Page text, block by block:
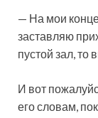
— На мои
заставляю
пустой зал, то
И вот
его словам,